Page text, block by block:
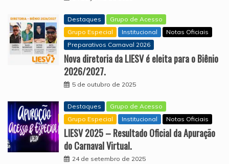
Destaques
Grupo de Acesso
Grupo Especial
Institucional
Notas Oficiais
Preparativos Carnaval 2026
Nova diretoria da LIESV é eleita para o Biênio
2026/2027.
5 de outubro de 2025
Destaques
Grupo de Acesso
Grupo Especial
Institucional Notas Oficiais
LIESV 2025 – Resultado Oficial da Apuração
do Carnaval Virtual.
24 de setembro de 2025